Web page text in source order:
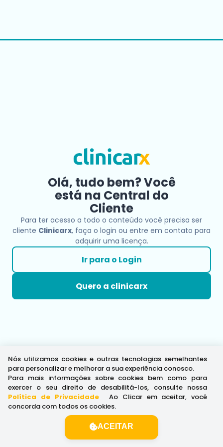
Olá, tudo bem? Você
está na Central do
Cliente
Para ter acesso a todo o conteúdo você precisa ser
cliente Clinicarx, faça o login ou entre em contato para
adquirir uma licença.
Ir para o Login
Quero a clinicarx
Nós utilizamos cookies e outras tecnologias semelhantes
para personalizar e melhorar a sua experiência conosco.
Para mais informações sobre cookies bem como para
exercer o seu direito de desabilitá-los, consulte nossa
Política de Privacidade.
Ao Clicar em aceitar, você
concorda com todos os cookies.
ACEITAR